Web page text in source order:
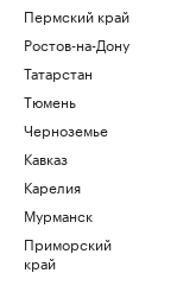
Пермский край
Ростов-на-Дону
Татарстан
Тюмень
Черноземье
Кавказ
Карелия
Мурманск
Приморский
край